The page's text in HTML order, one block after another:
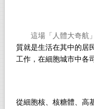
這場「人體大奇航」
質就是生活在其中的居
工作，在細胞城市中各
從細胞核、核糖體、高